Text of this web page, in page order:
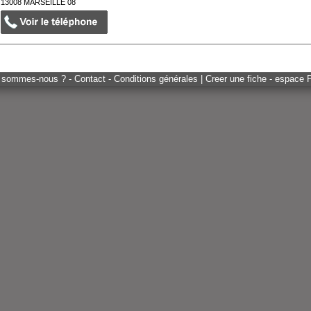
13008 MARSEILLE 08
nous ? - Contact - Conditions générales Creer une fiche - espace